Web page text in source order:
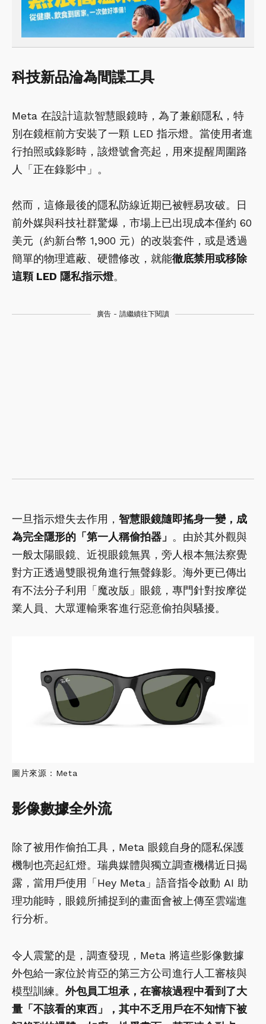
科技新品淪為間諜工具
Meta 在設計這款智慧眼鏡時，為了兼顧隱私，特
別在鏡框前方安裝了一顆 LED 指示燈。當使用者進
行拍照或錄影時，該燈號會亮起，用來提醒周圍路
人「正在錄影中」。
然而，這條最後的隱私防線近期已被輕易攻破。日
前外媒與科技社群驚爆，市場上已出現成本僅約 60
美元（約新台幣 1,900 元）的改裝套件，或是透過
簡單的物理遮蔽、硬體修改，就能徹底禁用或移除
這顆 LED 隱私指示燈。
廣告 - 請繼續往下閱讀
一旦指示燈失去作用， 智慧眼鏡隨即搖身一變，成
為完全隱形的「第一人稱偷拍器」 。由於其外觀與
一般太陽眼鏡、近視眼鏡無異，旁人根本無法察覺
對方正透過雙眼視角進行無聲錄影。海外更已傳出
有不法分子利用「魔改版」眼鏡，專門針對按摩從
業人員、大眾運輸乘客進行惡意偷拍與騷擾。
圖片來源：Meta
影像數據全外流
除了被用作偷拍工具，Meta 眼鏡自身的隱私保護
機制也亮起紅燈。瑞典媒體與獨立調查機構近日揭
露，當用戶使用「Hey Meta」語音指令啟動 AI 助
理功能時，眼鏡所捕捉到的畫面會被上傳至雲端進
行分析。
令人震驚的是，調查發現，Meta 將這些影像數據
外包給一家位於肯亞的第三方公司進行人工審核與
模型訓練。 外包員工坦承，在審核過程中看到了大
量「不該看的東西」，其中不乏用戶在不知情下被